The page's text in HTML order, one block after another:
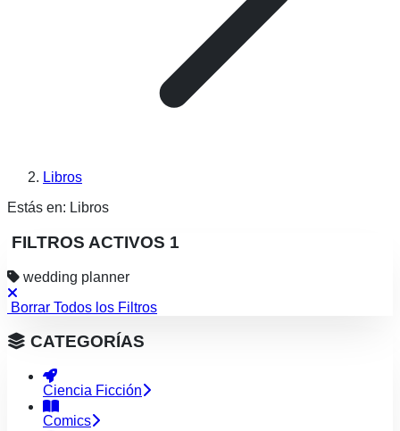
Libros
Estás en: Libros
FILTROS ACTIVOS 1
wedding planner
Borrar Todos los Filtros
CATEGORÍAS
Ciencia Ficción
Comics